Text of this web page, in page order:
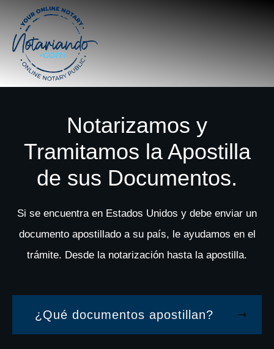
Notarizamos y
Tramitamos la Apostilla
de sus Documentos.
Si se encuentra en Estados Unidos y debe enviar un
documento apostillado a su país, le ayudamos en el
trámite. Desde la notarización hasta la apostilla.
¿Qué documentos apostillan?